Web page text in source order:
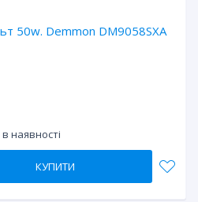
50w. Demmon DM9058SXA
в наявності
КУПИТИ